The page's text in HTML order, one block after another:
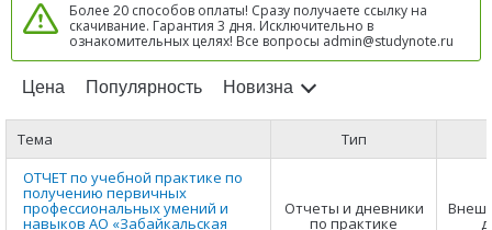
Более 20 способов оплаты! Сразу получаете ссылку на
скачивание. Гарантия 3 дня. Исключительно в
ознакомительных целях! Все вопросы admin@studynote.ru
Цена Популярность Новизна
Тема
Тип
ОТЧЕТ по учебной практике по
получению первичных
профессиональных умений и
навыков АО «Забайкальская
Отчеты и дневники
по практике